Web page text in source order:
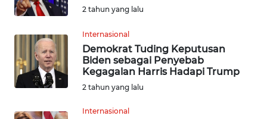
2 tahun yang lalu
Internasional
Demokrat Tuding Keputusan
Biden sebagai Penyebab
Kegagalan Harris Hadapi Trump
2 tahun yang lalu
Internasional
INDEKS
KONTAK
KAMI
IKLAN